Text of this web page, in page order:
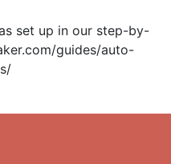
set up in our step-by-
guides/auto-